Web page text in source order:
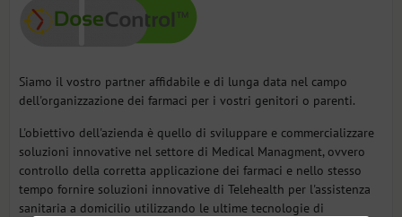
Siamo il vostro partner affidabile e di lunga data nel campo
dell'organizzazione dei farmaci per i vostri genitori o parenti.
L'obiettivo dell'azienda è quello di sviluppare e commercializzare
soluzioni innovative nel settore di Medical Managment, ovvero
controllo della corretta applicazione dei farmaci e nello stesso
tempo fornire soluzioni innovative di Telehealth per l'assistenza
sanitaria a domicilio utilizzando le ultime tecnologie di